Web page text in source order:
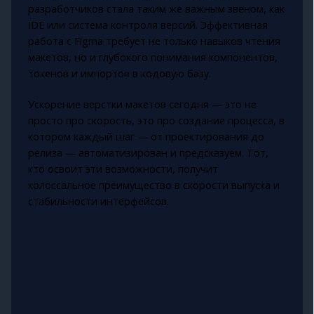
разработчиков стала таким же важным звеном, как
IDE или система контроля версий. Эффективная
работа с Figma требует не только навыков чтения
макетов, но и глубокого понимания компонентов,
токенов и импортов в кодовую базу.
Ускорение верстки макетов сегодня — это не
просто про скорость, это про создание процесса, в
котором каждый шаг — от проектирования до
релиза — автоматизирован и предсказуем. Тот,
кто освоит эти возможности, получит
колоссальное преимущество в скорости выпуска и
стабильности интерфейсов.